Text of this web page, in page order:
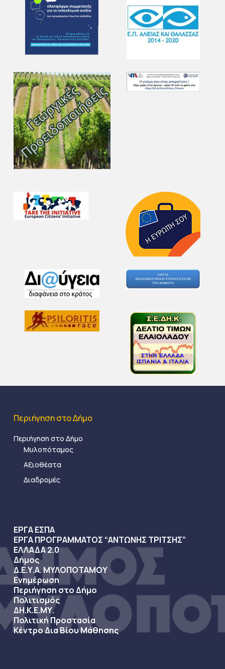
Περιήγηση στο Δήμο
Περιήγηση στο Δήμο
Μυλοπόταμος
Αξιοθέατα
Διαδρομές
ΕΡΓΑ ΕΣΠΑ
ΕΡΓΑ ΠΡΟΓΡΑΜΜΑΤΟΣ “ΑΝΤΩΝΗΣ ΤΡΙΤΣΗΣ”
ΕΛΛΑΔΑ 2.0
Δήμος
Δ.Ε.Υ.Α. ΜΥΛΟΠΟΤΑΜΟΥ
Ενημέρωση
Περιήγηση στο Δήμο
Πολιτισμός
ΔΗ.Κ.Ε.ΜΥ.
Πολιτική Προστασία
Κέντρο Δια Βίου Μάθησης